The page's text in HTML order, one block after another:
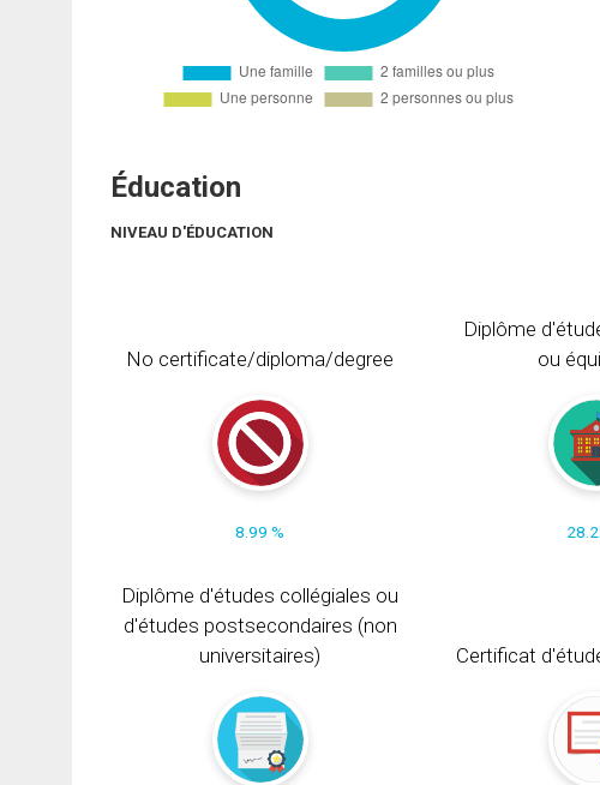
Éducation
NIVEAU D'ÉDUCATION
No certificate/diploma/degree
8.99 %
Diplôme
ou
Diplôme d'études collégiales ou
d'études postsecondaires (non
universitaires)
Certificat